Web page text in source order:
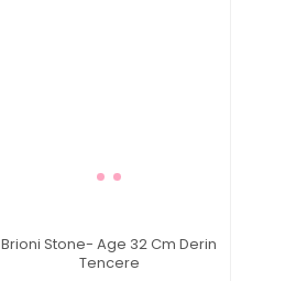
Brioni Stone- Age 32 Cm Derin
Tencere